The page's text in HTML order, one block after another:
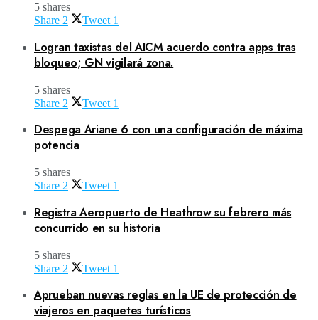
5 shares
Share 2 Tweet 1
Logran taxistas del AICM acuerdo contra apps tras
bloqueo; GN vigilará zona.
5 shares
Share 2 Tweet 1
Despega Ariane 6 con una configuración de máxima
potencia
5 shares
Share 2 Tweet 1
Registra Aeropuerto de Heathrow su febrero más
concurrido en su historia
5 shares
Share 2 Tweet 1
Aprueban nuevas reglas en la UE de protección de
viajeros en paquetes turísticos